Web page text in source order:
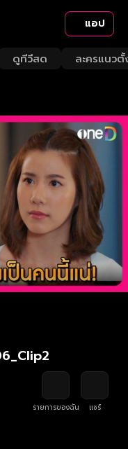
แอป
ดูทีวีสด ละครแนวตั้
รายการของฉัน
แชร์